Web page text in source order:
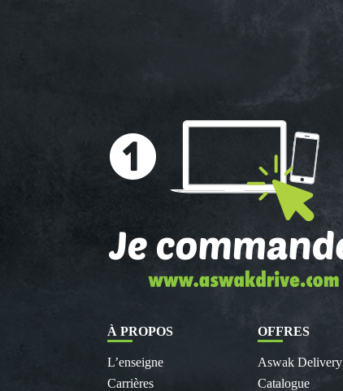
À PROPOS
L’enseigne
Carrières
OFFRES
Aswak Delivery
Catalogue